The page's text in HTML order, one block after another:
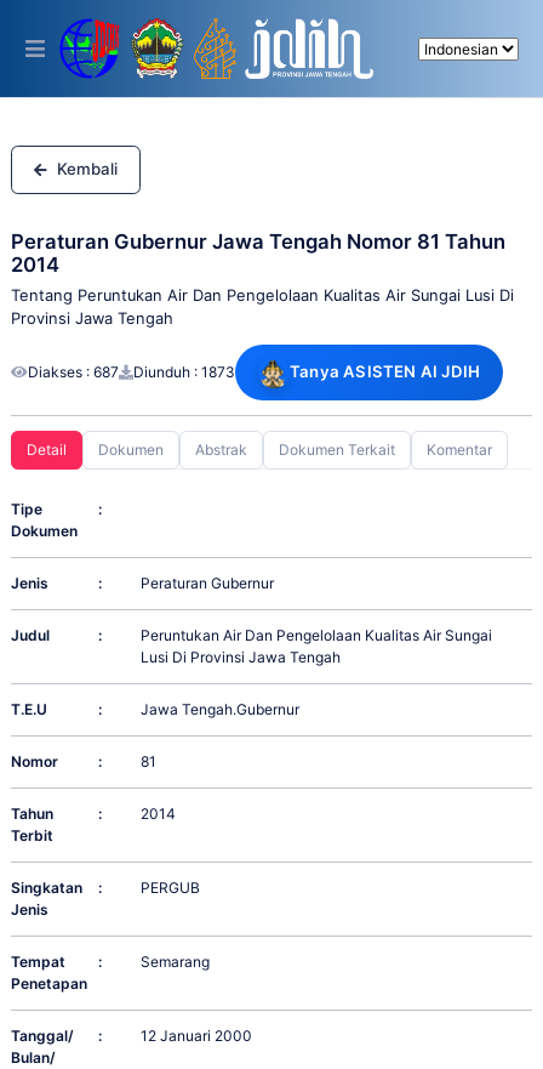
This
includes
accessibility
system.
Kembali
Peraturan Gubernur Jawa Tengah Nomor 81 Tahun
2014
Tentang Peruntukan Air Dan Pengelolaan Kualitas Air Sungai Lusi Di
Provinsi Jawa Tengah
Diakses : 687 Diunduh : 1873 Tanya ASISTEN AI JDIH
Detail Dokumen Abstrak Dokumen Terkait Komentar
Tipe
Dokumen
:
Jenis : Peraturan Gubernur
Judul :
Peruntukan Air Dan Pengelolaan Kualitas Air Sungai
Lusi Di Provinsi Jawa Tengah
T.E.U : Jawa Tengah.Gubernur
Nomor : 81
Tahun
Terbit
: 2014
Singkatan
Jenis
: PERGUB
Tempat
Penetapan
: Semarang
Tanggal/
Bulan/
: 12 Januari 2000